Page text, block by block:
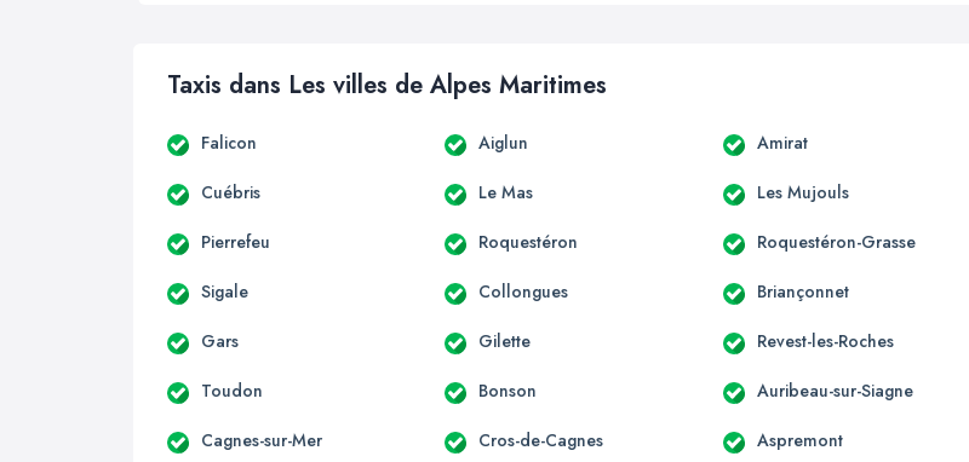
Taxis dans Les villes de Alpes Maritimes
Falicon Aiglun Amirat
Cuébris Le Mas Les Mujouls
Pierrefeu Roquestéron Roquestéron-Grasse
Sigale Collongues Briançonnet
Gars Gilette Revest-les-Roches
Toudon Bonson Auribeau-sur-Siagne
Cagnes-sur-Mer Cros-de-Cagnes Aspremont